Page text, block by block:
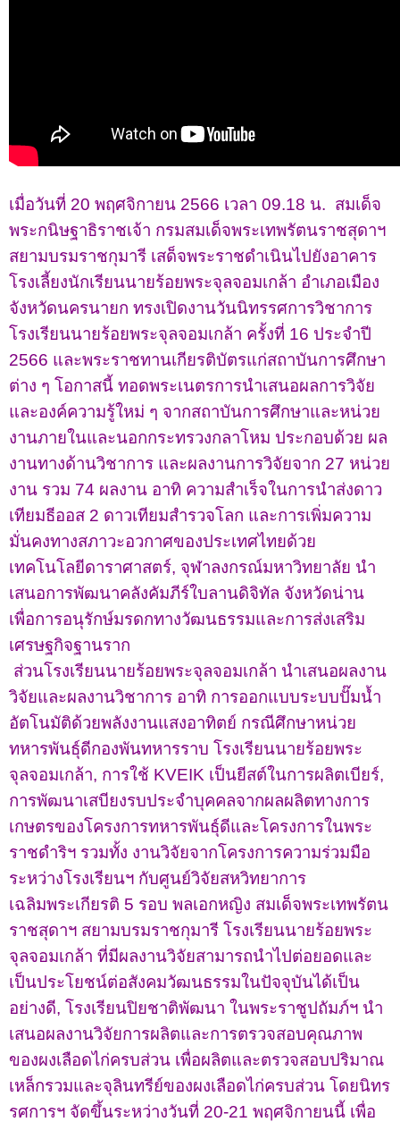
เมื่อวันที่ 20 พฤศจิกายน 2566 เวลา 09.18 น. สมเด็จ
พระกนิษฐาธิราชเจ้า กรมสมเด็จพระเทพรัตนราชสุดาฯ
สยามบรมราชกุมารี เสด็จพระราชดำเนินไปยังอาคาร
โรงเลี้ยงนักเรียนนายร้อยพระจุลจอมเกล้า อำเภอเมือง
จังหวัดนครนายก ทรงเปิดงานวันนิทรรศการวิชาการ
โรงเรียนนายร้อยพระจุลจอมเกล้า ครั้งที่ 16 ประจำปี
2566 และพระราชทานเกียรติบัตรแก่สถาบันการศึกษา
ต่าง ๆ โอกาสนี้ ทอดพระเนตรการนำเสนอผลการวิจัย
และองค์ความรู้ใหม่ ๆ จากสถาบันการศึกษาและหน่วย
งานภายในและนอกกระทรวงกลาโหม ประกอบด้วย ผล
งานทางด้านวิชาการ และผลงานการวิจัยจาก 27 หน่วย
งาน รวม 74 ผลงาน อาทิ ความสำเร็จในการนำส่งดาว
เทียมธีออส 2 ดาวเทียมสำรวจโลก และการเพิ่มความ
มั่นคงทางสภาวะอวกาศของประเทศไทยด้วย
เทคโนโลยีดาราศาสตร์, จุฬาลงกรณ์มหาวิทยาลัย นำ
เสนอการพัฒนาคลังคัมภีร์ใบลานดิจิทัล จังหวัดน่าน
เพื่อการอนุรักษ์มรดกทางวัฒนธรรมและการส่งเสริม
เศรษฐกิจฐานราก
ส่วนโรงเรียนนายร้อยพระจุลจอมเกล้า นำเสนอผลงาน
วิจัยและผลงานวิชาการ อาทิ การออกแบบระบบปั๊มน้ำ
อัตโนมัติด้วยพลังงานแสงอาทิตย์ กรณีศึกษาหน่วย
ทหารพันธุ์ดีกองพันทหารราบ โรงเรียนนายร้อยพระ
จุลจอมเกล้า, การใช้ KVEIK เป็นยีสต์ในการผลิตเบียร์,
การพัฒนาเสบียงรบประจำบุคคลจากผลผลิตทางการ
เกษตรของโครงการทหารพันธุ์ดีและโครงการในพระ
ราชดำริฯ รวมทั้ง งานวิจัยจากโครงการความร่วมมือ
ระหว่างโรงเรียนฯ กับศูนย์วิจัยสหวิทยาการ
เฉลิมพระเกียรติ 5 รอบ พลเอกหญิง สมเด็จพระเทพรัตน
ราชสุดาฯ สยามบรมราชกุมารี โรงเรียนนายร้อยพระ
จุลจอมเกล้า ที่มีผลงานวิจัยสามารถนำไปต่อยอดและ
เป็นประโยชน์ต่อสังคมวัฒนธรรมในปัจจุบันได้เป็น
อย่างดี, โรงเรียนปิยชาติพัฒนา ในพระราชูปถัมภ์ฯ นำ
เสนอผลงานวิจัยการผลิตและการตรวจสอบคุณภาพ
ของผงเลือดไก่ครบส่วน เพื่อผลิตและตรวจสอบปริมาณ
เหล็กรวมและจุลินทรีย์ของผงเลือดไก่ครบส่วน โดยนิทร
รศการฯ จัดขึ้นระหว่างวันที่ 20-21 พฤศจิกายนนี้ เพื่อ